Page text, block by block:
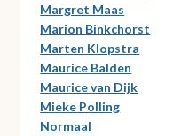
Margret Maas
Marion Binkchorst
Marten Klopstra
Maurice Balden
Maurice van Dijk
Mieke Polling
Normaal